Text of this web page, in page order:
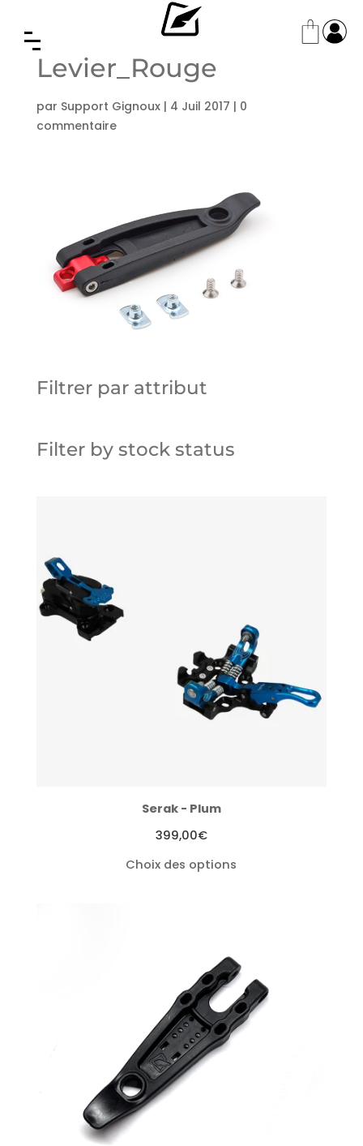
Levier_Rouge
par Support Gignoux| 4 Juil 2017 | 0
commentaire
Filtrer par attribut
Filter by stock status
Serak - Plum
399,00€
Choix des options